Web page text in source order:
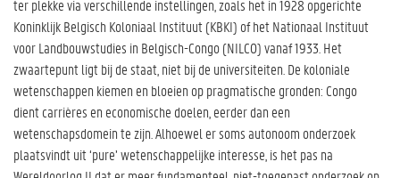
ter plekke via verschillende instellingen, zoals het in 1928 opgerichte
Koninklijk Belgisch Koloniaal Instituut (KBKI) of het Nationaal Instituut
voor Landbouwstudies in Belgisch-Congo (NILCO) vanaf 1933. Het
zwaartepunt ligt bij de staat, niet bij de universiteiten. De koloniale
wetenschappen kiemen en bloeien op pragmatische gronden: Congo
dient carrières en economische doelen, eerder dan een
wetenschapsdomein te zijn. Alhoewel er soms autonoom onderzoek
plaatsvindt uit ‘pure’ wetenschappelijke interesse, is het pas na